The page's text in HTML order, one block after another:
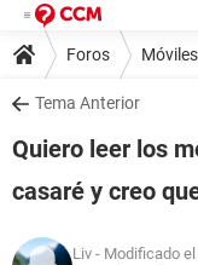
Foros
Tema Anterior
Quiero leer los
casaré y creo
Liv - Modificado